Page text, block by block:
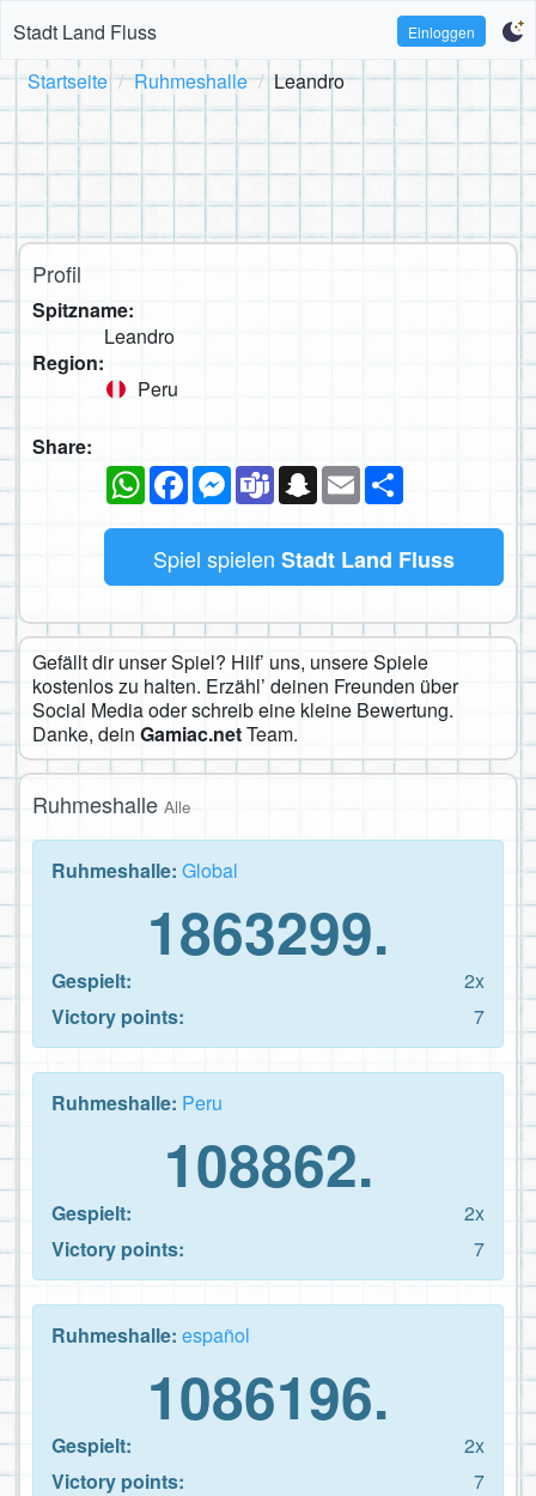
Stadt Land Fluss Einloggen
Startseite Ruhmeshalle Leandro
Profil
Spitzname:
Leandro
Region:
Peru
Share:
WhatsAppFacebookMessenger
TeamsSnapchat
Email
Spiel spielen Stadt Land Fluss
Gefällt dir unser Spiel? Hilf’ uns, unsere Spiele
kostenlos zu halten. Erzähl’ deinen Freunden über
Social Media oder schreib eine kleine Bewertung.
Danke, dein Gamiac.netTeam.
Ruhmeshalle Alle
Ruhmeshalle: Global
1863299.
Gespielt:
2x
Victory points:
7
Ruhmeshalle: Peru
108862.
Gespielt:
2x
Victory points:
7
Ruhmeshalle: español
1086196.
Gespielt:
2x
Victory points:
7